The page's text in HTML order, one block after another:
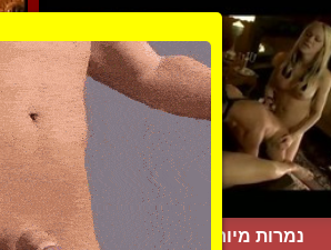
נמרות מיוחמות על גבר כנו...